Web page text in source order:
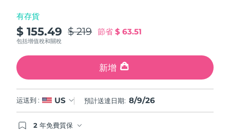
有存貨
$ 155.49 $ 219 節省$ 63.51
包括增值稅和關稅
新增
运送到 : US 預計送達日期: 8/9/26
2 年免費質保